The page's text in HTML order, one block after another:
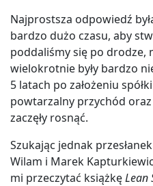
Najprostsza odpowiedź
bardzo dużo czasu, aby
poddaliśmy się po drodze,
wielokrotnie były bardzo
5 latach po założeniu
powtarzalny przychód
zaczęły rosnąć.
Szukając jednak
Wilam i Marek
mi przeczytać książkęLean